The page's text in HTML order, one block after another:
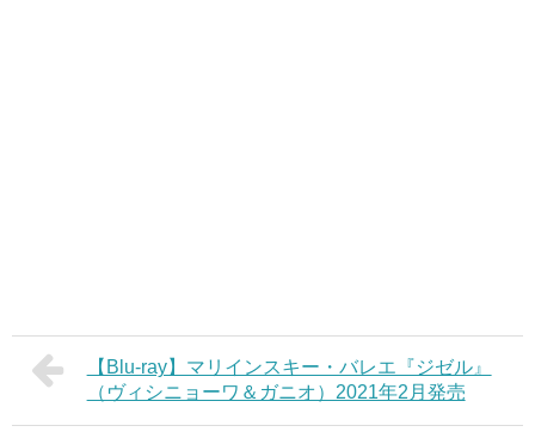
【Blu-ray】マリインスキー・バレエ『ジゼル』
（ヴィシニョーワ＆ガニオ）2021年2月発売